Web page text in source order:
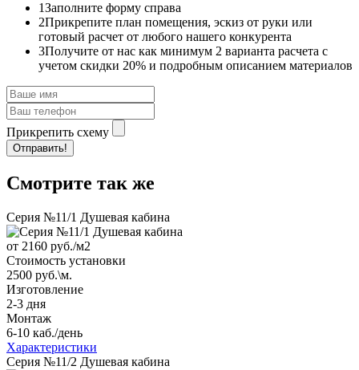
1Заполните форму справа
2Прикрепите план помещения, эскиз от руки или
готовый расчет от любого нашего конкурента
3Получите от нас как минимум 2 варианта расчета с
учетом скидки 20% и подробным описанием материалов
Прикрепить схему
Отправить!
Смотрите так же
Серия №11/1 Душевая кабина
от 2160 руб./м2
Стоимость установки
2500 руб.\м.
Изготовление
2-3 дня
Монтаж
6-10 каб./день
Характеристики
Серия №11/2 Душевая кабина